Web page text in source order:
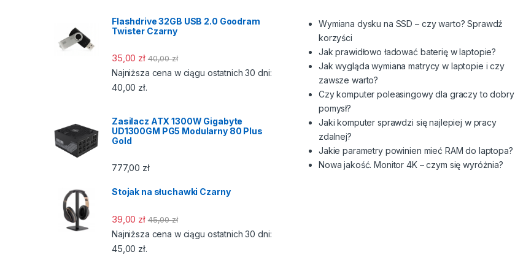
Flashdrive 32GB USB 2.0 Goodram
Twister Czarny
35,00 zł 40,00zł
Najniższa cena w ciągu ostatnich 30 dni:
40,00 zł.
Zasilacz ATX 1300W Gigabyte
UD1300GM PG5 Modularny 80 Plus
Gold
777,00 zł
Stojak na słuchawki Czarny
39,00 zł 45,00zł
Najniższa cena w ciągu ostatnich 30 dni:
45,00 zł.
Wymiana dysku na SSD – czy warto? Sprawdź
korzyści
Jak prawidłowo ładować baterię w laptopie?
Jak wygląda wymiana matrycy w laptopie i czy
zawsze warto?
Czy komputer poleasingowy dla graczy to dobry
pomysł?
Jaki komputer sprawdzi się najlepiej w pracy
zdalnej?
Jakie parametry powinien mieć RAM do laptopa?
Nowa jakość. Monitor 4K – czym się wyróżnia?